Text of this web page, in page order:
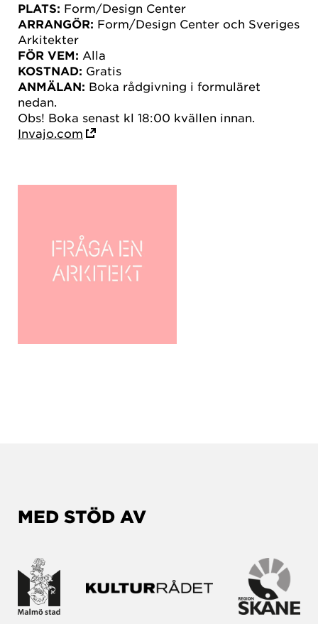
PLATS: Form/Design Center
ARRANGÖR: Form/Design Center och Sveriges
Arkitekter
FÖR VEM: Alla
KOSTNAD: Gratis
ANMÄLAN: Boka rådgivning i formuläret
nedan.
Obs! Boka senast kl 18:00 kvällen innan.
Invajo.com
MED STÖD AV